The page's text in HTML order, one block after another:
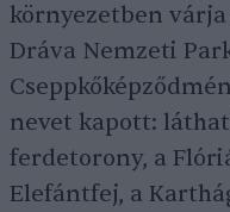
környezetben
Dráva Nemzeti
nevet kapott:
ferdetorony, a
Elefántfej, a